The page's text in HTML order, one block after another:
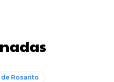
de Rosarito